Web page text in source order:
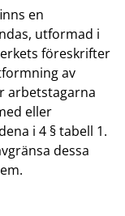
en
utformad i
föreskrifter
av
arbetstagarna
eller
i 4 § tabell 1.
dessa